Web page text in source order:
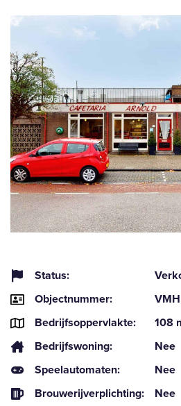
Status:
Objectnummer:
Bedrijfsoppervlakte:
108
Bedrijfswoning:
Nee
Speelautomaten:
Nee
Brouwerijverplichting:
Nee